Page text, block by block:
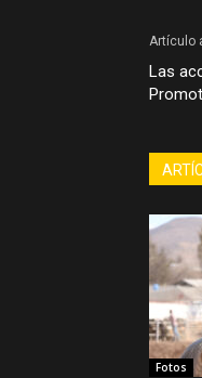
Artículo
Las
Fotos